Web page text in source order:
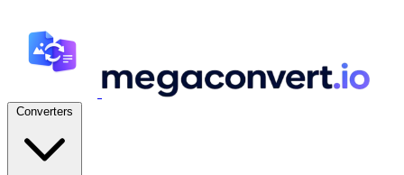
Converters